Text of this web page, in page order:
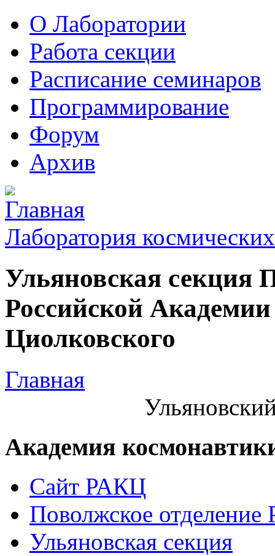
О Лаборатории
Работа секции
Расписание семинаров
Программирование
Форум
Архив
Лаборатория
Ульяновская секция
Российской
Циолковского
Главная
Академия
Сайт РАКЦ
Поволжское
Ульяновская секция